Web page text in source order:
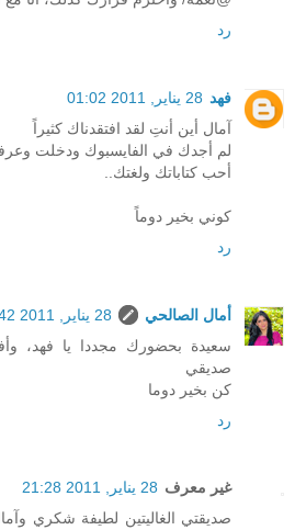
رد
فهد 28 يناير, 2011 01:02
آمال أين أنتِ لقد افتقدناك كثيراً
لم أجدك في الفايسبوك ودخلت
أحب كتاباتك ولغتك..
كوني بخير دوماً
رد
أمال الصالحي
28 يناير, 2011 15:42
سعيدة بحضورك مجددا يا فهد،
صديقي
كن بخير دوما
رد
غير معرف 28 يناير, 2011 21:28
صديقتي الغاليتين لطيفة شكري